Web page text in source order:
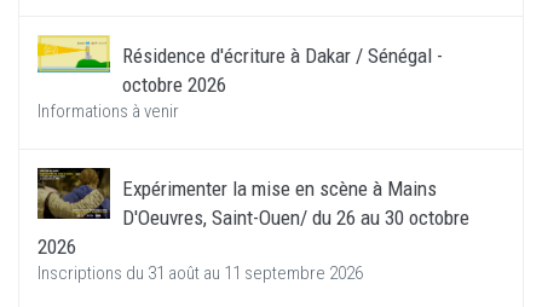
Résidence d'écriture à Dakar / Sénégal -
octobre 2026
Informations à venir
Expérimenter la mise en scène à Mains
D'Oeuvres, Saint-Ouen/ du 26 au 30 octobre
2026
Inscriptions du 31 août au 11 septembre 2026